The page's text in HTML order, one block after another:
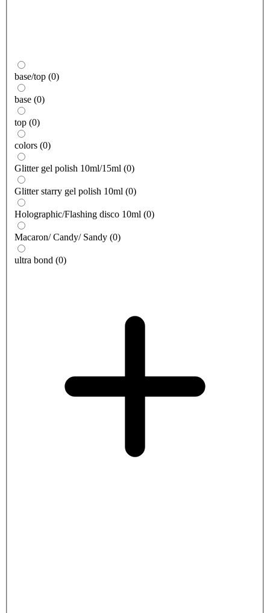
base/top (0)
base (0)
top (0)
colors (0)
Glitter gel polish 10ml/15ml (0)
Glitter starry gel polish 10ml (0)
Holographic/Flashing disco 10ml (0)
Macaron/ Candy/ Sandy (0)
ultra bond (0)